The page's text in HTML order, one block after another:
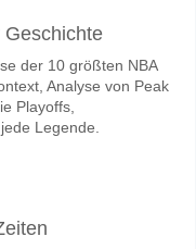
Mariners 10 May 2026
dem zu
mit einer
Geschichte
der 10 größten NBA
Analyse von Peak
Playoffs,
Legende.